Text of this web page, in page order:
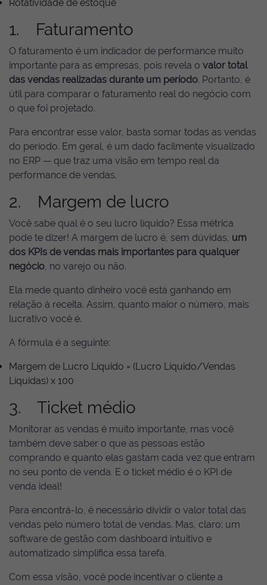
Rotatividade de estoque
1. Faturamento
O faturamento é um indicador de performance muito
importante para as empresas, pois revela o valor total
das vendas realizadas durante um período. Portanto, é
útil para comparar o faturamento real do negócio com
o que foi projetado.
Para encontrar esse valor, basta somar todas as vendas
do período. Em geral, é um dado facilmente visualizado
no ERP — que traz uma visão em tempo real da
performance de vendas.
2. Margem de lucro
Você sabe qual é o seu lucro líquido? Essa métrica
pode te dizer! A margem de lucro é, sem dúvidas, um
dos KPIs de vendas mais importantes para qualquer
negócio, no varejo ou não.
Ela mede quanto dinheiro você está ganhando em
relação à receita. Assim, quanto maior o número, mais
lucrativo você é.
A fórmula é a seguinte:
Margem de Lucro Líquido = (Lucro Líquido/Vendas
Líquidas) x 100
3. Ticket médio
Monitorar as vendas é muito importante, mas você
também deve saber o que as pessoas estão
comprando e quanto elas gastam cada vez que entram
no seu ponto de venda. E o ticket médio é o KPI de
venda ideal!
Para encontrá-lo, é necessário dividir o valor total das
vendas pelo número total de vendas. Mas, claro: um
software de gestão com dashboard intuitivo e
automatizado simplifica essa tarefa.
Com essa visão, você pode incentivar o cliente a